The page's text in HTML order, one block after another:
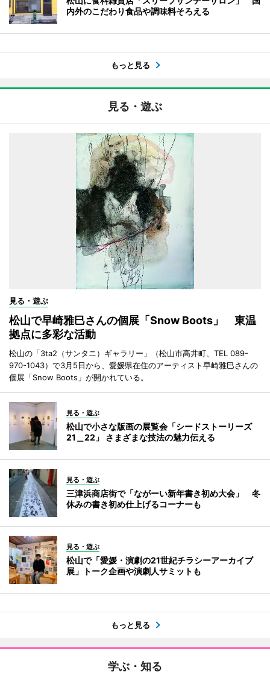
内外のこだわり食品や調味料そろえる
もっと見る
見る・遊ぶ
見る・遊ぶ
松山で早崎雅巳さんの個展「Snow Boots」 東温
拠点に多彩な活動
松山の「3ta2（サンタニ）ギャラリー」（松山市高井町、TEL 089-
970-1043）で3月5日から、愛媛県在住のアーティスト早崎雅巳さんの
個展「Snow Boots」が開かれている。
見る・遊ぶ
松山で小さな版画の展覧会「シードストーリーズ
21＿22」 さまざまな技法の魅力伝える
見る・遊ぶ
三津浜商店街で「ながーい新年書き初め大会」 冬
休みの書き初め仕上げるコーナーも
見る・遊ぶ
松山で「愛媛・演劇の21世紀チラシーアーカイブ
展」トーク企画や演劇人サミットも
もっと見る
学ぶ・知る